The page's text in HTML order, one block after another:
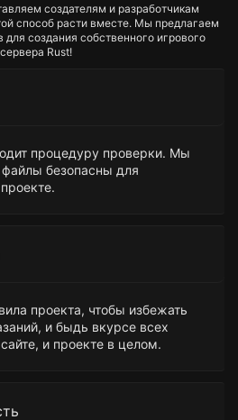
создателям и разработчикам
способ расти вместе. Мы предлагаем
создания собственного игрового
сервера Rust!
процедуру проверки. Мы
файлы безопасны для
проекта, чтобы избежать
и быдь вкурсе всех
и проекте в целом.